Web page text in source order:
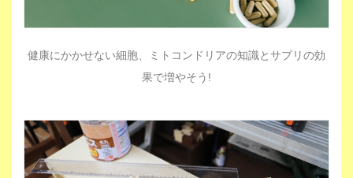
健康にかかせない細胞、ミトコンドリアの知識とサプリの効
果で増やそう!